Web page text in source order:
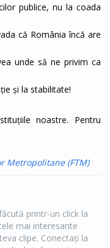
publice, nu la coada
că România încă are
unde să ne privim ca
și la stabilitate!
noastre. Pentru
Metropolitane (FTM)
printr-un click la
mai interesante
clipe. Conectaţi la